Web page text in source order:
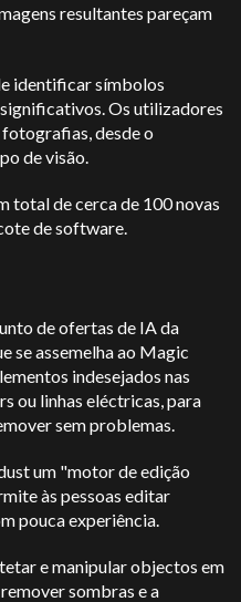
resultantes pareçam
identificar símbolos
Os utilizadores
desde o
de visão.
total de cerca de 100 novas
de software.
de ofertas de IA da
se assemelha ao Magic
indesejados nas
ou linhas eléctricas, para
sem problemas.
um "motor de edição
às pessoas editar
pouca experiência.
e manipular objectos em
sombras e a